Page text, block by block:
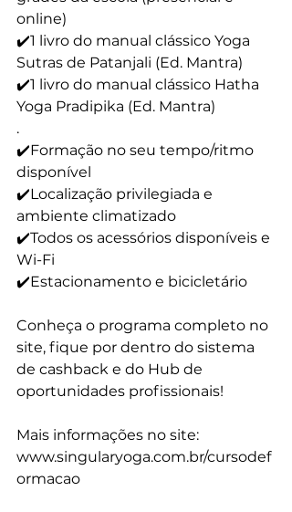
online)
✔️1 livro do manual clássico Yoga
Sutras de Patanjali (Ed. Mantra)
✔️1 livro do manual clássico Hatha
Yoga Pradipika (Ed. Mantra)
.
✔️Formação no seu tempo/ritmo
disponível
✔️Localização privilegiada e
ambiente climatizado
✔️Todos os acessórios disponíveis e
Wi-Fi
✔️Estacionamento e bicicletário
Conheça o programa completo no
site, fique por dentro do sistema
de cashback e do Hub de
oportunidades profissionais!
Mais informações no site:
www.singularyoga.com.br/cursodef
ormacao